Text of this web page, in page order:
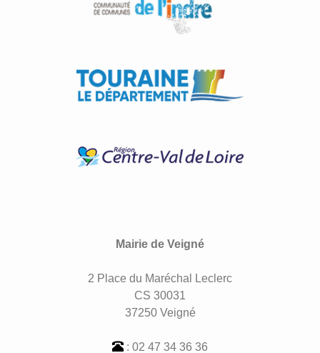
Mairie de Veigné
2 Place du Maréchal Leclerc
CS 30031
37250 Veigné
: 02 47 34 36 36